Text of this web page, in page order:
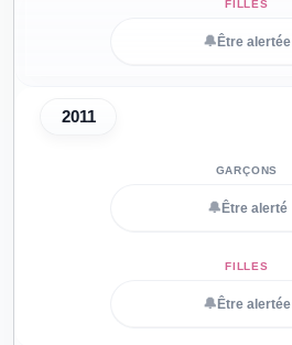
🔔 Être alertée
2011
🔔 Être alerté
🔔 Être alertée